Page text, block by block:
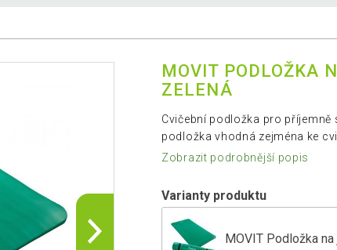
MOVIT PODLOŽKA
ZELENÁ
Cvičební podložka pro
podložka vhodná zejména ke
Zobrazit podrobnější popis
Varianty produktu
MOVIT Podložka